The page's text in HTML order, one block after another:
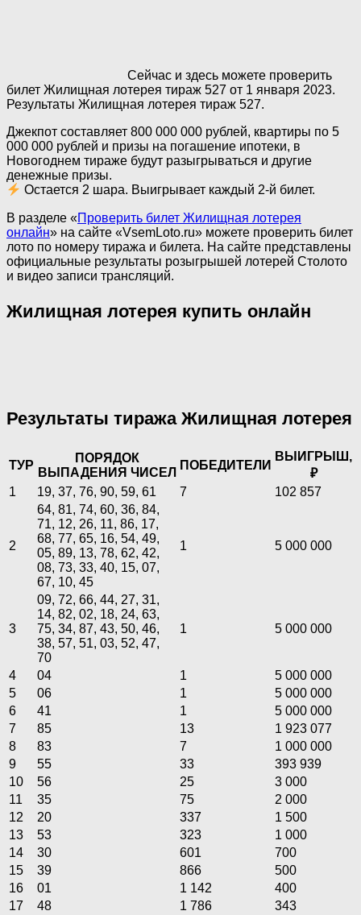
Сейчас и здесь можете проверить
билет Жилищная лотерея тираж 527 от 1 января 2023.
Результаты Жилищная лотерея тираж 527.
Джекпот составляет 800 000 000 рублей, квартиры по 5
000 000 рублей и призы на погашение ипотеки, в
Новогоднем тираже будут разыгрываться и другие
денежные призы.
Остается 2 шара. Выигрывает каждый 2-й билет.
В разделе «Проверить билет Жилищная лотерея
онлайн» на сайте «VsemLoto.ru» можете проверить билет
лото по номеру тиража и билета. На сайте представлены
официальные результаты розыгрышей лотерей Столото
и видео записи трансляций.
Жилищная лотерея купить онлайн
Результаты тиража Жилищная лотерея
ТУР
ПОРЯДОК
ВЫПАДЕНИЯ ЧИСЕЛ
ПОБЕДИТЕЛИ
ВЫИГРЫШ,
₽
1
19, 37, 76, 90, 59, 61 7 102 857
2
64, 81, 74, 60, 36, 84,
71, 12, 26, 11, 86, 17,
68, 77, 65, 16, 54, 49,
05, 89, 13, 78, 62, 42,
08, 73, 33, 40, 15, 07,
67, 10, 45
1 5 000 000
3
09, 72, 66, 44, 27, 31,
14, 82, 02, 18, 24, 63,
75, 34, 87, 43, 50, 46,
38, 57, 51, 03, 52, 47,
70
1 5 000 000
4 04 1
5 000 000
5
06 1
5 000 000
6
41 1
5 000 000
7
85 13
1 923 077
8
83 7
1 000 000
9
55 33
393 939
10
56 25
3 000
11
35 75
2 000
12
20 337
1 500
13
53 323
1 000
14
30 601
700
15
39 866
500
16
01 1 142
400
17
48 1 786 343